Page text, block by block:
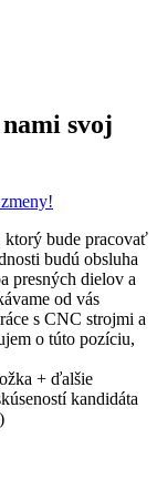
svoj
ktorý bude pracovať
budú obsluha
presných dielov a
od vás
s CNC strojmi a
o túto pozíciu,
+ ďalšie
kandidáta